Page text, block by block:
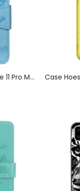
Leren Hoesje IPhone 11 Pro Max Grijs Zwart Ontdekking Van Stringvlinders